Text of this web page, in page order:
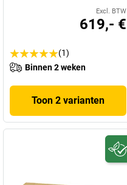
Excl. BTW
619,- €
(1)
Binnen 2 weken
Toon 2 varianten